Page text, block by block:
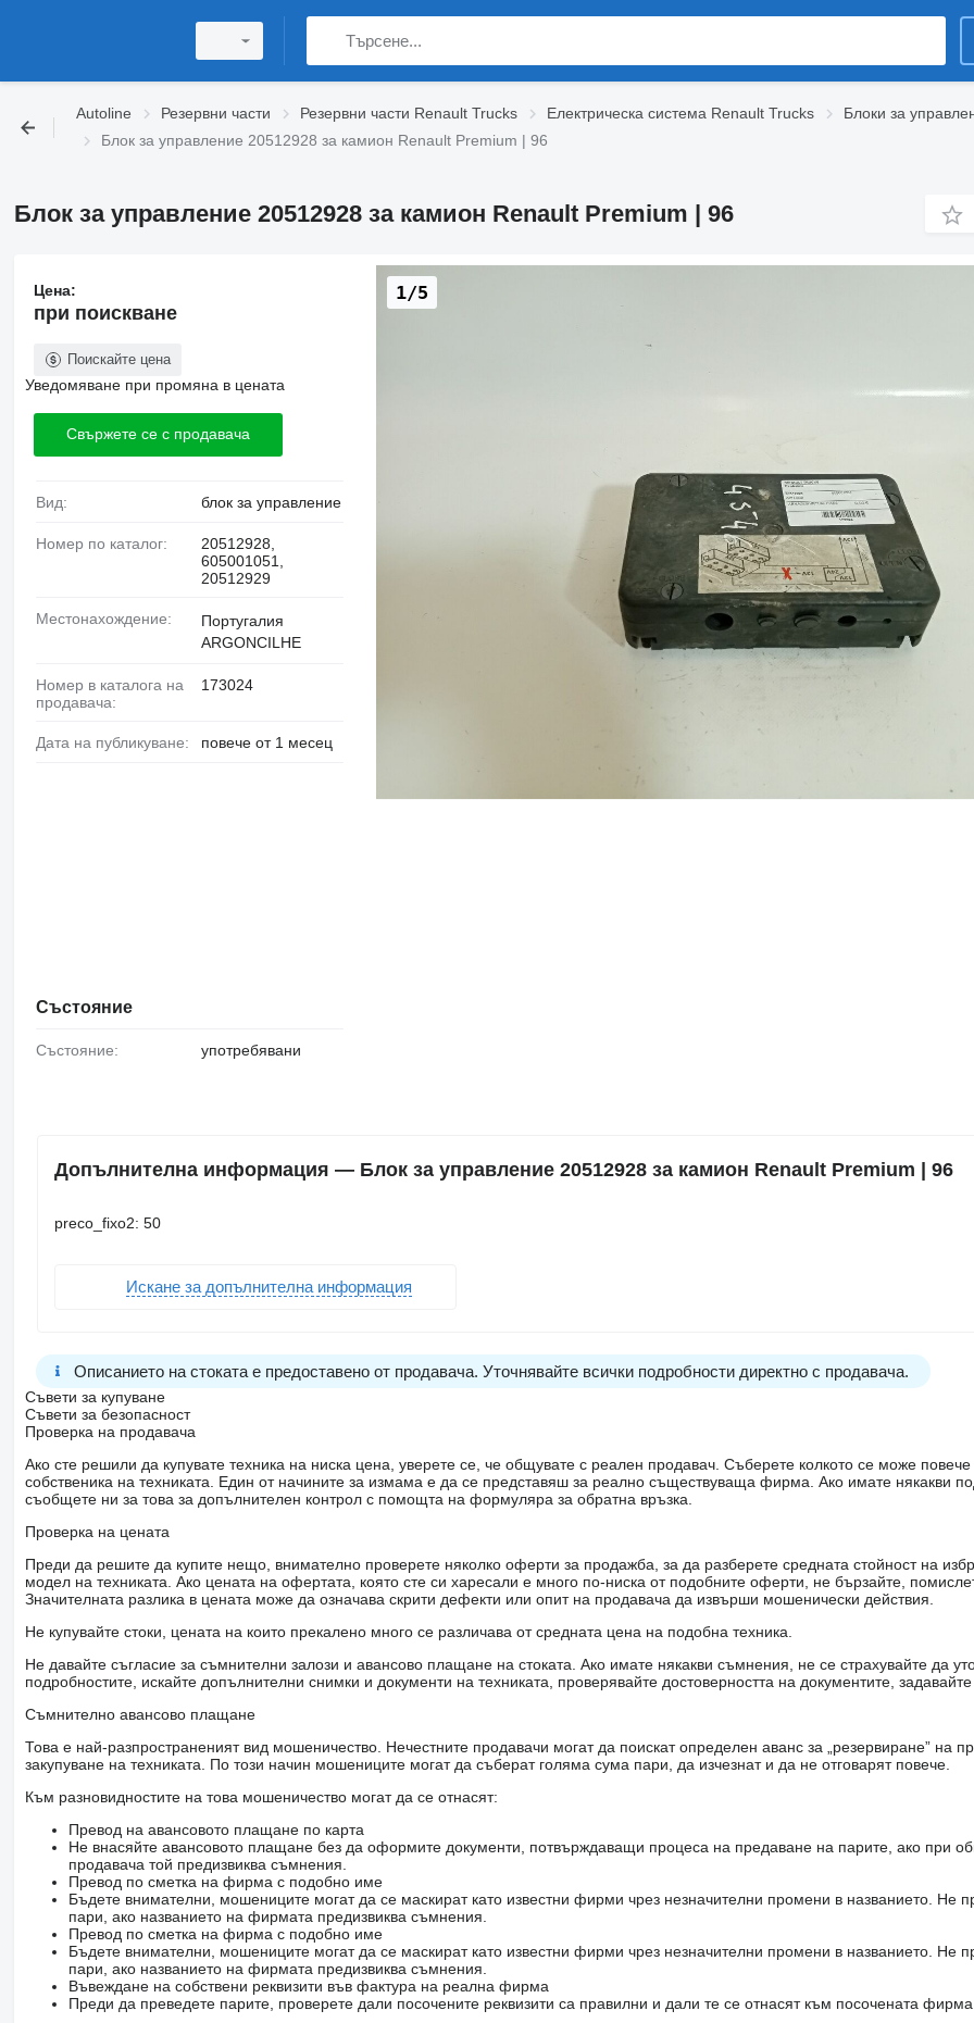
Autoline Резервни части Резервни части Renault Trucks Електрическа система Renault Trucks
Блоки за
Блок за управление 20512928 за камион Renault Premium | 96
Блок за управление 20512928 за камион Renault Premium | 96
1/5
Цена:
при поискване
Поискайте цена
Уведомяване при промяна в цената
Свържете се с продавача
Вид: блок за управление
Номер по каталог:
20512928,
605001051,
20512929
Местонахождение:
Португалия
ARGONCILHE
Номер в каталога на
продавача:
173024
Дата на публикуване: повече от 1 месец
Състояние
Състояние: употребявани
Допълнителна информация — Блок за управление 20512928 за камион Renault Premium | 96
preco_fixo2: 50
Искане за допълнителна информация
Описанието на стоката е предоставено от продавача. Уточнявайте всички подробности директно с продавача.
Съвети за купуване
Съвети за безопасност
Проверка на продавача
Ако сте решили да купувате техника на ниска цена, уверете се, че общувате с реален продавач. Съберете колкото се може
собственика на техниката. Един от начините за измама е да се представяш за реално съществуваща фирма. Ако имате някакви
съобщете ни за това за допълнителен контрол с помощта на формуляра за обратна връзка.
Проверка на цената
Преди да решите да купите нещо, внимателно проверете няколко оферти за продажба, за да разберете средната стойност на
модел на техниката. Ако цената на офертата, която сте си харесали е много по-ниска от подобните оферти, не бързайте,
Значителната разлика в цената може да означава скрити дефекти или опит на продавача да извърши мошенически действия.
Не купувайте стоки, цената на които прекалено много се различава от средната цена на подобна техника.
Не давайте съгласие за съмнителни залози и авансово плащане на стоката. Ако имате някакви съмнения, не се страхувайте да
подробностите, искайте допълнителни снимки и документи на техниката, проверявайте достоверността на документите, задавайте
Съмнително авансово плащане
Това е най-разпространеният вид мошеничество. Нечестните продавачи могат да поискат определен аванс за „резервиране” на
закупуване на техниката. По този начин мошениците могат да съберат голяма сума пари, да изчезнат и да не отговарят повече.
Към разновидностите на това мошеничество могат да се отнасят:
Превод на авансовото плащане по карта
Не внасяйте авансовото плащане без да оформите документи, потвърждаващи процеса на предаване на парите, ако при
продавача той предизвиква съмнения.
Превод по сметка на фирма с подобно име
Бъдете внимателни, мошениците могат да се маскират като известни фирми чрез незначителни промени в названието. Не
пари, ако названието на фирмата предизвиква съмнения.
Превод по сметка на фирма с подобно име
Бъдете внимателни, мошениците могат да се маскират като известни фирми чрез незначителни промени в названието. Не
пари, ако названието на фирмата предизвиква съмнения.
Въвеждане на собствени реквизити във фактура на реална фирма
Преди да преведете парите, проверете дали посочените реквизити са правилни и дали те се отнасят към посочената фирма.